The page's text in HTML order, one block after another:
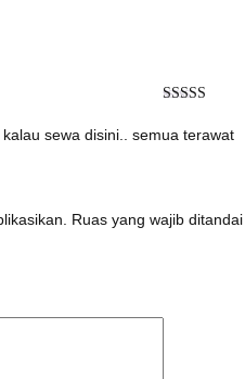
dari 5
sewa disini.. semua terawat
Ruas yang wajib ditandai